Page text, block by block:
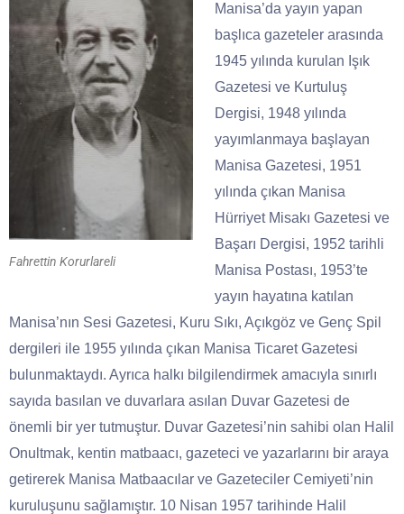
Fahrettin Korurlareli
Manisa’da yayın yapan
başlıca gazeteler arasında
1945 yılında kurulan Işık
Gazetesi ve Kurtuluş
Dergisi, 1948 yılında
yayımlanmaya başlayan
Manisa Gazetesi, 1951
yılında çıkan Manisa
Hürriyet Misakı Gazetesi ve
Başarı Dergisi, 1952 tarihli
Manisa Postası, 1953’te
yayın hayatına katılan
Manisa’nın Sesi Gazetesi, Kuru Sıkı, Açıkgöz ve Genç Spil
dergileri ile 1955 yılında çıkan Manisa Ticaret Gazetesi
bulunmaktaydı. Ayrıca halkı bilgilendirmek amacıyla sınırlı
sayıda basılan ve duvarlara asılan Duvar Gazetesi de
önemli bir yer tutmuştur. Duvar Gazetesi’nin sahibi olan Halil
Onultmak, kentin matbaacı, gazeteci ve yazarlarını bir araya
getirerek Manisa Matbaacılar ve Gazeteciler Cemiyeti’nin
kuruluşunu sağlamıştır. 10 Nisan 1957 tarihinde Halil